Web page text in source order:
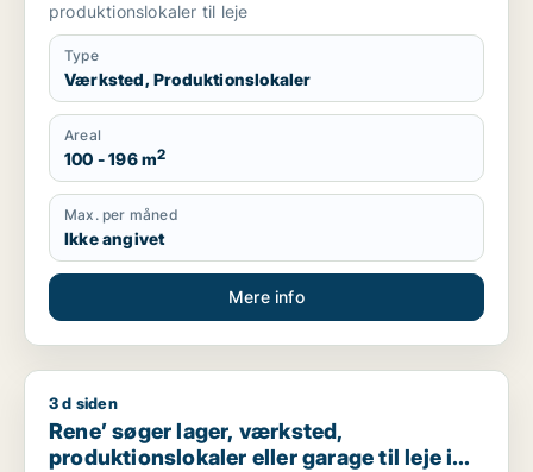
produktionslokaler til leje
Type
Værksted, Produktionslokaler
Areal
100 - 196 m2
Max. per måned
Ikke angivet
Mere info
Rene’ søger lager, værksted, produktionslokaler eller
3 d siden
Rene’ søger lager, værksted,
produktionslokaler eller garage til leje i